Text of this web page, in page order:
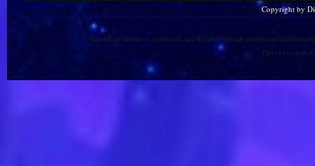
Copyright by
Warlords of Draenor is a trademark, and World of Warcraft and Blizzard
This site is in no